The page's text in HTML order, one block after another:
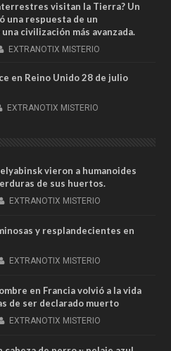
visitan la Tierra? Un
una respuesta de un
civilización más avanzada.
EXTRANOTIX MISTERIO
en Reino Unido 28 de julio
EXTRANOTIX MISTERIO
vieron a humanoides
de sus huertos.
EXTRANOTIX MISTERIO
y resplandecientes en
EXTRANOTIX MISTERIO
en Francia volvió a la vida
de ser declarado muerto
EXTRANOTIX MISTERIO